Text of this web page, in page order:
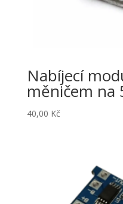
Nabíjecí
měničem na
40,00 Kč